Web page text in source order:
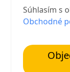
Súhlasím s
Obchodné